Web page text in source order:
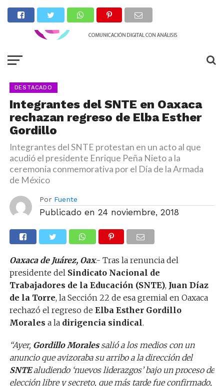
DESTACADO
Integrantes del SNTE en Oaxaca
rechazan regreso de Elba Esther
Gordillo
Integrantes del SNTE protestan en un acto al que
acudió el presidente Enrique Peña Nieto a la
ceremonia conmemorativa por el Día de la Armada
de México
Por Fuente
Publicado en 24 noviembre, 2018
Oaxaca de Juárez, Oax.- Tras la renuncia del
presidente del Sindicato Nacional de
Trabajadores de la Educación (SNTE), Juan Díaz
de la Torre, la Sección 22 de esa gremial en Oaxaca
rechazó el regreso de Elba Esther Gordillo
Morales a la dirigencia sindical.
“Ayer, Gordillo Moralessalió a los medios con un
anuncio que avizoraba su arribo a la dirección del
SNTEaludiendo ‘nuevos liderazgos’ bajo un proceso de
elección libre y secreto, que más tarde fue confirmado,